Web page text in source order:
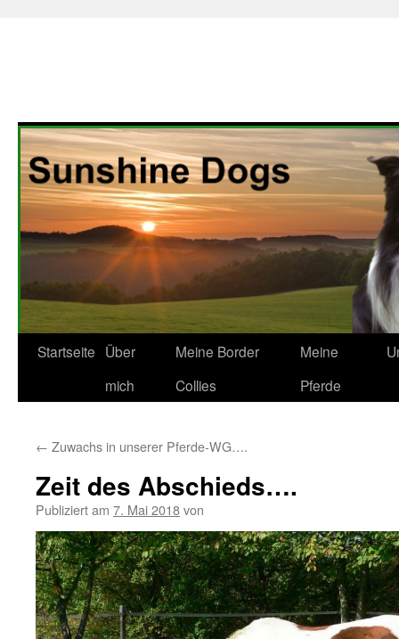
Zum
Startseite Über
mich
Meine Border
Collies
Meine
Pferde
← Zuwachs in unserer Pferde-WG….
Zeit des Abschieds….
Publiziert am 7. Mai 2018von